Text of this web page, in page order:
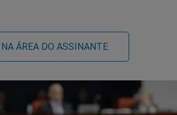
NA ÁREA DO ASSINANTE